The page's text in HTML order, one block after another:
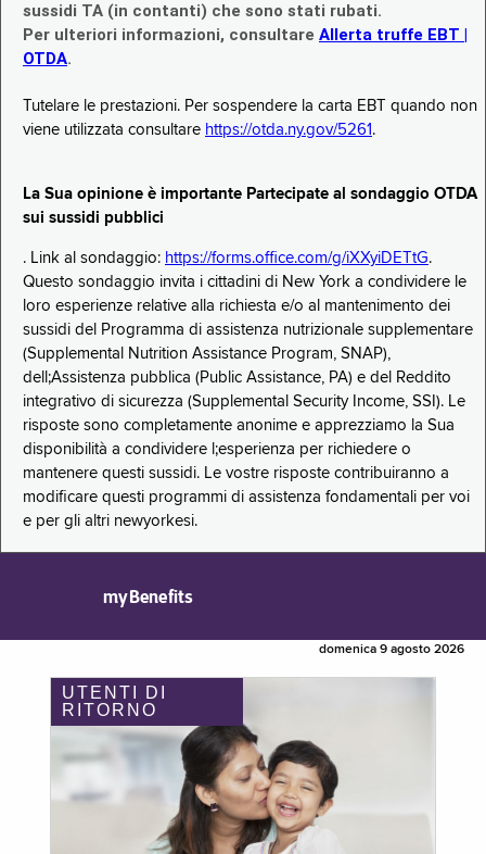
sussidi TA (in contanti) che sono stati rubati.
Per ulteriori informazioni, consultare Allerta truffe EBT |
OTDA.
Tutelare le prestazioni. Per sospendere la carta EBT quando non
viene utilizzata consultare https://otda.ny.gov/5261 .
La Sua opinione è importante Partecipate al sondaggio OTDA
sui sussidi pubblici
. Link al sondaggio: https://forms.office.com/g/iXXyiDETtG.
Questo sondaggio invita i cittadini di New York a condividere le
loro esperienze relative alla richiesta e/o al mantenimento dei
sussidi del Programma di assistenza nutrizionale supplementare
(Supplemental Nutrition Assistance Program, SNAP),
dell;Assistenza pubblica (Public Assistance, PA) e del Reddito
integrativo di sicurezza (Supplemental Security Income, SSI). Le
risposte sono completamente anonime e apprezziamo la Sua
disponibilità a condividere l;esperienza per richiedere o
mantenere questi sussidi. Le vostre risposte contribuiranno a
modificare questi programmi di assistenza fondamentali per voi
e per gli altri newyorkesi.
myBenefits
domenica 9 agosto 2026
UTENTI DI
RITORNO